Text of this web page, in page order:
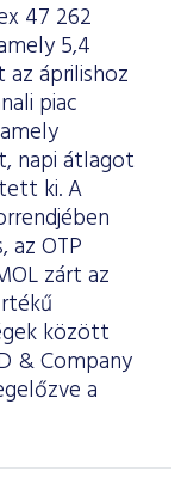
47 262
5,4
áprilishoz
piac
napi átlagot
ki. A
OTP
zárt az
között
& Company
a